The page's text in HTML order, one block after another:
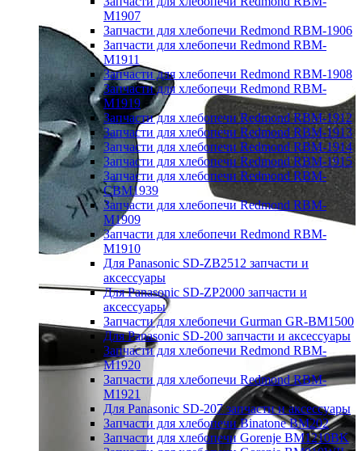
M1907
Запчасти для хлебопечи Redmond RBM-1906
Запчасти для хлебопечи Redmond RBM-
M1911
Запчасти для хлебопечи Redmond RBM-1908
Запчасти для хлебопечи Redmond RBM-
M1919
Запчасти для хлебопечи Redmond RBM-1912
Запчасти для хлебопечи Redmond RBM-1913
Запчасти для хлебопечи Redmond RBM-1914
Запчасти для хлебопечи Redmond RBM-1915
Запчасти для хлебопечи Redmond RBM-
CBM1939
Запчасти для хлебопечи Redmond RBM-
M1909
Запчасти для хлебопечи Redmond RBM-
M1910
Для Panasonic SD-ZB2512 запчасти и
аксессуары
Для Panasonic SD-ZP2000 запчасти и
аксессуары
Запчасти для хлебопечи Gurman GR-BM1500
Для Panasonic SD-200 запчасти и аксессуары
Запчасти для хлебопечи Redmond RBM-
M1920
Запчасти для хлебопечи Redmond RBM-
M1921
Для Panasonic SD-207 запчасти и аксессуары
Запчасти для хлебопечи Binatone BM202
Запчасти для хлебопечи Gorenje BM1210BK